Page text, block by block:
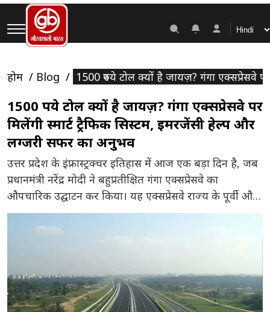
होम Blog 1500 रुपये टोल क्यों है जायज़? गंगा एक्सप्रेसवे
1500 रुपये टोल क्यों है जायज़? गंगा एक्सप्रेसवे पर
मिलेंगी स्मार्ट ट्रैफिक सिस्टम, इमरजेंसी हेल्प और
लग्जरी सफर का अनुभव
उत्तर प्रदेश के इंफ्रास्ट्रक्चर इतिहास में आज एक बड़ा दिन है, जब
प्रधानमंत्री नरेंद्र मोदी ने बहुप्रतीक्षित गंगा एक्सप्रेसवे का
औपचारिक उद्घाटन कर किया। यह एक्सप्रेसवे राज्य के पूर्वी और
पश्चिमी हिस्सों को जोड़ने वाली एक अत्याधुनिक सड़क
परियोजना है, जो लगभग 594 किलोमीटर लंबी है। यह एक्सप्रेसवे